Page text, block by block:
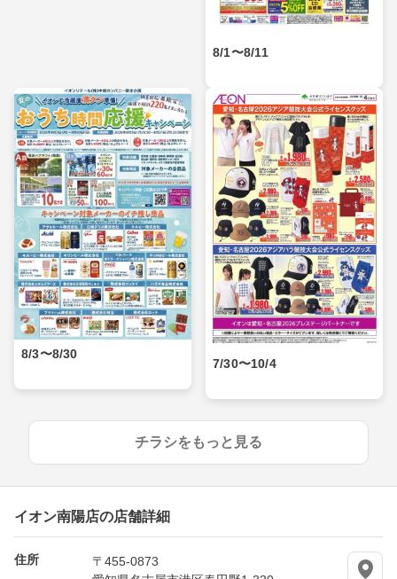
8/1〜8/11
8/3〜8/30
7/30〜10/4
チラシをもっと見る
イオン南陽店の店舗詳細
住所
〒455-0873